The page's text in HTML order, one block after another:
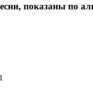
показаны по
1